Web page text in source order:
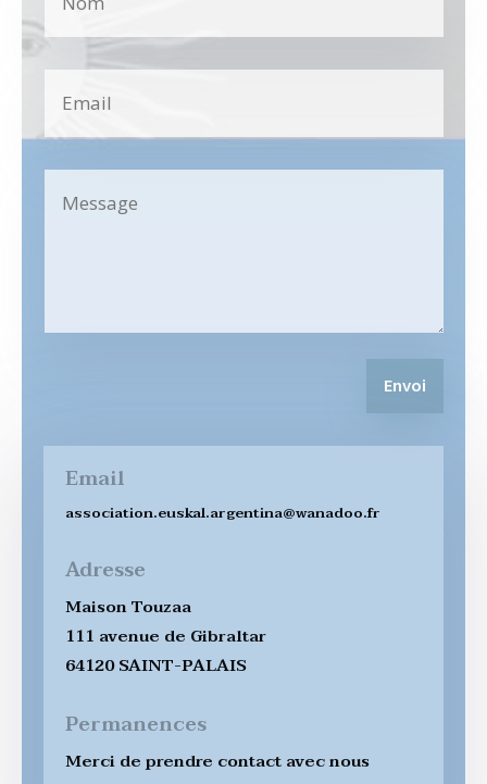
Envoi
Email
association.euskal.argentina@wanadoo.fr
Adresse
Maison Touzaa
111 avenue de Gibraltar
64120 SAINT-PALAIS
Permanences
Merci de prendre contact avec nous